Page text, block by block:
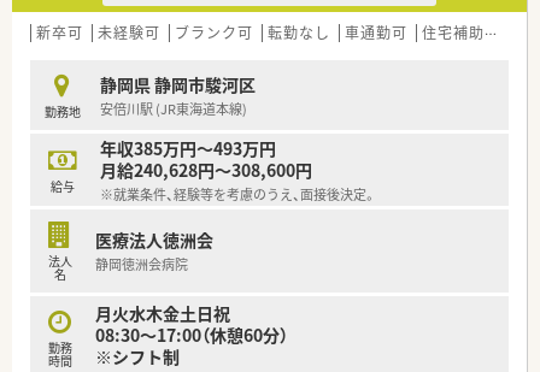
＼福利厚生／
年間休日120日以上、「連続休暇制度（年に1回、最大9連休を取得
できる制度）」等
プライベートも充実出来る様にワークライフバランスを後押し
してくれる制度が充実しています。
〇社員割引制度、財形貯蓄制度、スポーツジム優待等が受けられ
る他、提携の保養施設は全国に40ヵ所あります。
〇産休・育休・時短勤務者2,097人以上等、どれも業界トップクラ
産休、育休取得はもちろんのこと、育児短時間勤務制度を実施
育児休業より復帰後、1日最大2時間短縮して勤務できる制度で
法律では3歳までですが、同社では小学校就学時までの期間利用
可能♪
新卒可 未経験可 ブランク可 転勤なし 車通勤可 住宅補助(手当)あり
勤務地
静岡県 静岡市駿河区
安倍川駅 (JR東海道本線)
給与
年収385万円～493万円
月給240,628円～308,600円
※就業条件、経験等を考慮のうえ、面接後決定。
法人
名
医療法人徳洲会
静岡徳洲会病院
勤務
時間
月火水木金土日祝
08:30～17:00（休憩60分）
※シフト制